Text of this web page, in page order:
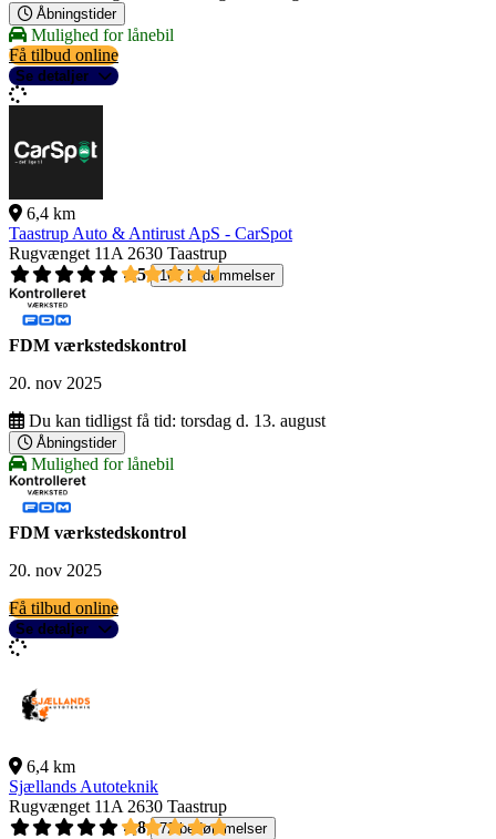
Åbningstider
Mulighed for lånebil
Få tilbud online
Se detaljer
6,4 km
Taastrup Auto & Antirust ApS - CarSpot
Rugvænget 11A 2630 Taastrup
4,5
162 bedømmelser
FDM værkstedskontrol
20. nov 2025
Du kan tidligst få tid: torsdag d. 13. august
Åbningstider
Mulighed for lånebil
FDM værkstedskontrol
20. nov 2025
Få tilbud online
Se detaljer
6,4 km
Sjællands Autoteknik
Rugvænget 11A 2630 Taastrup
4,8
72 bedømmelser